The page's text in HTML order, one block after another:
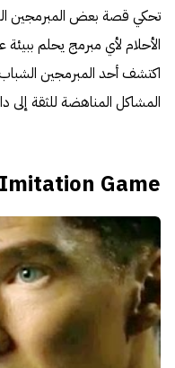
تحكي قصة بعض المبرمجين
الأحلام لأي مبرمج يحلم
اكتشف أحد المبرمجين
المشاكل المناهضة للثقة إلى
Game